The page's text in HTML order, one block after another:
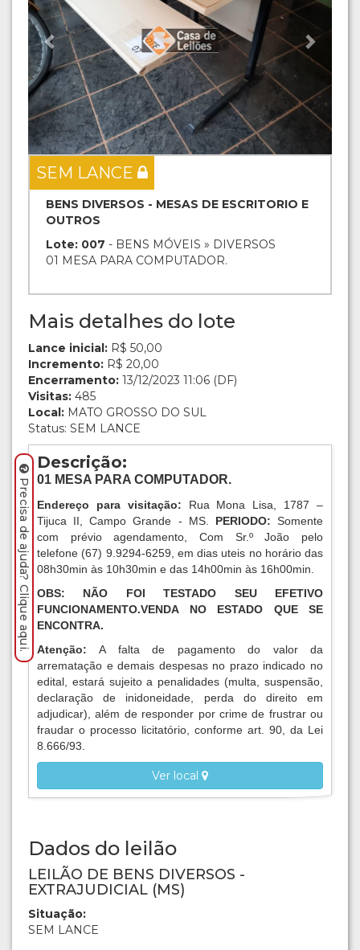
SEM LANCE
BENS DIVERSOS - MESAS DE ESCRITORIO E
OUTROS
Lote: 007 - BENS MÓVEIS » DIVERSOS
01 MESA PARA COMPUTADOR.
Mais detalhes do lote
Lance inicial: R$ 50,00
Incremento: R$ 20,00
Encerramento: 13/12/2023 11:06 (DF)
Visitas: 485
Local: MATO GROSSO DO SUL
Status: SEM LANCE
Descrição:
01 MESA PARA COMPUTADOR.
Endereço para visitação: Rua Mona Lisa, 1787 –
Tijuca II, Campo Grande - MS. PERIODO: Somente
com prévio agendamento, Com Sr.º João pelo
telefone (67) 9.9294-6259, em dias uteis no horário das
08h30min às 10h30min e das 14h00min às 16h00min.
OBS: NÃO FOI TESTADO SEU EFETIVO
FUNCIONAMENTO.VENDA NO ESTADO QUE SE
ENCONTRA.
Atenção:A falta de pagamento do valor da
arrematação e demais despesas no prazo indicado no
edital, estará sujeito a penalidades (multa, suspensão,
declaração de inidoneidade, perda do direito em
adjudicar), além de responder por crime de frustrar ou
fraudar o processo licitatório, conforme art. 90, da Lei
8.666/93.
Ver local
Dados do leilão
LEILÃO DE BENS DIVERSOS -
EXTRAJUDICIAL (MS)
Situação:
SEM LANCE
Precisa de ajuda? Clique aqui.